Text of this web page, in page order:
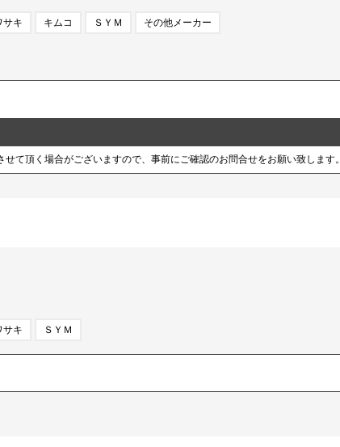
サキ キムコ ＳＹＭ その他メーカー
て頂く場合がございますので、事前にご確認のお問合せをお願い致します。
サキ ＳＹＭ